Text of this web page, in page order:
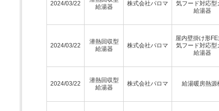
2024/03/22
給湯器
株式会社パロマ
気フード対応型
給湯器
2024/03/22
潜熱回収型
給湯器
株式会社パロマ
屋内壁掛け形
気フード対応型
給湯器
2024/03/22
潜熱回収型
給湯器
株式会社パロマ 給湯暖房熱源